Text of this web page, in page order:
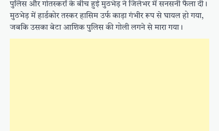
पुलिस और गोतस्करों के बीच हुई मुठभेड़ ने जिलेभर में सनसनी फैला दी।
मुठभेड़ में हार्डकोर तस्कर हासिम उर्फ काड़ा गंभीर रूप से घायल हो गया,
जबकि उसका बेटा आशिक पुलिस की गोली लगने से मारा गया।